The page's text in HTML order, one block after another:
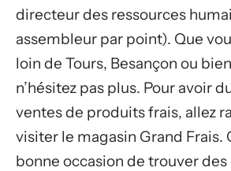
directeur des ressources
assembleur par point). Que
loin de Tours, Besançon ou
n’hésitez pas plus. Pour avoir
ventes de produits frais, allez
visiter le magasin Grand Frais.
bonne occasion de trouver